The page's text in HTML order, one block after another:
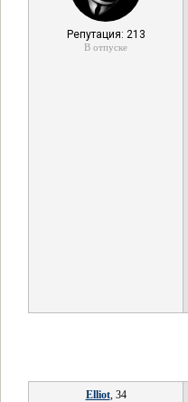
Репутация: 213
В отпуске
Elliot, 34